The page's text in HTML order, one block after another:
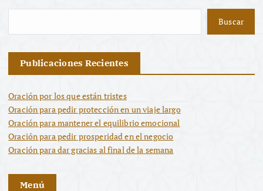
Buscar
Publicaciones Recientes
Oración por los que están tristes
Oración para pedir protección en un viaje largo
Oración para mantener el equilibrio emocional
Oración para pedir prosperidad en el negocio
Oración para dar gracias al final de la semana
Menú